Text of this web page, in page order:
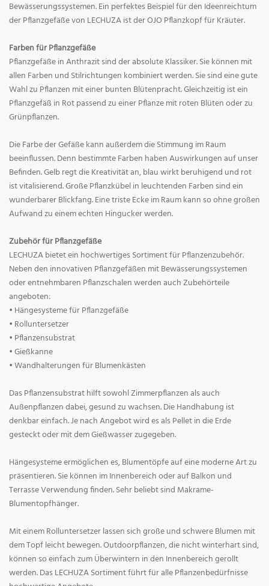
Bewässerungssystemen. Ein perfektes Beispiel für den Ideenreichtum
der Pflanzgefäße von LECHUZA ist der OJO Pflanzkopf für Kräuter.
Farben für Pflanzgefäße
Pflanzgefäße in Anthrazit sind der absolute Klassiker. Sie können mit
allen Farben und Stilrichtungen kombiniert werden. Sie sind eine gute
Wahl zu Pflanzen mit einer bunten Blütenpracht. Gleichzeitig ist ein
Pflanzgefäß in Rot passend zu einer Pflanze mit roten Blüten oder zu
Grünpflanzen.
Die Farbe der Gefäße kann außerdem die Stimmung im Raum
beeinflussen. Denn bestimmte Farben haben Auswirkungen auf unser
Befinden. Gelb regt die Kreativität an, blau wirkt beruhigend und rot
ist vitalisierend. Große Pflanzkübel in leuchtenden Farben sind ein
wunderbarer Blickfang. Eine triste Ecke im Raum kann so ohne großen
Aufwand zu einem echten Hingucker werden.
Zubehör für Pflanzgefäße
LECHUZA bietet ein hochwertiges Sortiment für Pflanzenzubehör.
Neben den innovativen Pflanzgefäßen mit Bewässerungssystemen
oder entnehmbaren Pflanzschalen werden auch Zubehörteile
angeboten:
• Hängesysteme für Pflanzgefäße
• Rolluntersetzer
• Pflanzensubstrat
• Gießkanne
• Wandhalterungen für Blumenkästen
Das Pflanzensubstrat hilft sowohl Zimmerpflanzen als auch
Außenpflanzen dabei, gesund zu wachsen. Die Handhabung ist
denkbar einfach. Je nach Angebot wird es als Pellet in die Erde
gesteckt oder mit dem Gießwasser zugegeben.
Hängesysteme ermöglichen es, Blumentöpfe auf eine moderne Art zu
präsentieren. Sie können im Innenbereich oder auf Balkon und
Terrasse Verwendung finden. Sehr beliebt sind Makrame-
Blumentopfhänger.
Mit einem Rolluntersetzer lassen sich große und schwere Blumen mit
dem Topf leicht bewegen. Outdoorpflanzen, die nicht winterhart sind,
können so einfach zum Überwintern in den Innenbereich gerollt
werden. Das LECHUZA Sortiment führt für alle Pflanzenbedürfnisse